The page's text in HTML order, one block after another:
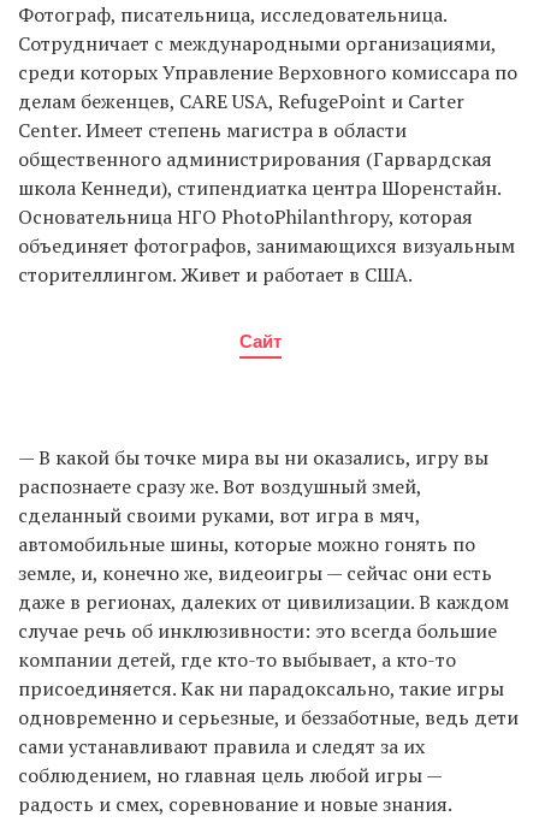
Фотограф, писательница, исследовательница.
Сотрудничает с международными организациями,
среди которых Управление Верховного комиссара по
делам беженцев, CARE USA, RefugePoint и Carter
Center. Имеет степень магистра в области
общественного администрирования (Гарвардская
школа Кеннеди), стипендиатка центра Шоренстайн.
Основательница НГО PhotoPhilanthropy, которая
объединяет фотографов, занимающихся визуальным
сторителлингом. Живет и работает в США.
Сайт
— В какой бы точке мира вы ни оказались, игру вы
распознаете сразу же. Вот воздушный змей,
сделанный своими руками, вот игра в мяч,
автомобильные шины, которые можно гонять по
земле, и, конечно же, видеоигры — сейчас они есть
даже в регионах, далеких от цивилизации. В каждом
случае речь об инклюзивности: это всегда большие
компании детей, где кто-то выбывает, а кто-то
присоединяется. Как ни парадоксально, такие игры
одновременно и серьезные, и беззаботные, ведь дети
сами устанавливают правила и следят за их
соблюдением, но главная цель любой игры —
радость и смех, соревнование и новые знания.